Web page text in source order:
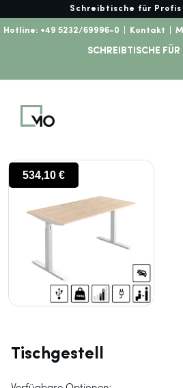
Schreibtische für Profis
Hotline: +49 5232/69996-0 Kontakt
SCHREIBTISCHE
534,10 €
Tischgestell